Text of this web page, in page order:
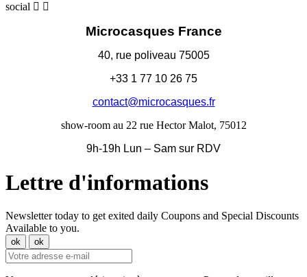
social  
Microcasques France
40, rue poliveau 75005
+33 1 77 10 26 75
contact@microcasques.fr
show-room au 22 rue Hector Malot, 75012
9h-19h Lun – Sam sur RDV
Lettre d'informations
Newsletter today to get exited daily Coupons and Special Discounts
Available to you.